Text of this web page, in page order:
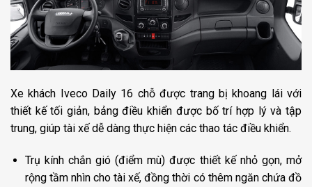
Xe khách Iveco Daily 16 chỗ được trang bị khoang lái với
thiết kế tối giản, bảng điều khiển được bố trí hợp lý và tập
trung, giúp tài xế dễ dàng thực hiện các thao tác điều khiển.
Trụ kính chắn gió (điểm mù) được thiết kế nhỏ gọn, mở
rộng tầm nhìn cho tài xế, đồng thời có thêm ngăn chứa đồ